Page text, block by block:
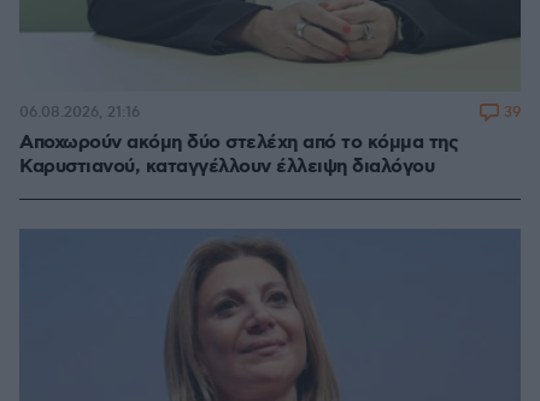
Αποχωρούν ακόμη δύο στελέχη από το κόμμα της
Καρυστιανού, καταγγέλλουν έλλειψη διαλόγου
06.08.2026, 21:16 39